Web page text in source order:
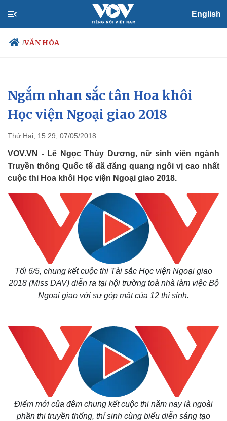
English
/VĂN HÓA
Chính trị
Đảng
Tổ chức nhân sự
Nhận diện sự thật
Xã hội
Tin 24h
Dự báo thời tiết
Việc làm
Biển đảo
Ngắm nhan sắc tân Hoa khôi
Học viện Ngoại giao 2018
Thứ Hai, 15:29, 07/05/2018
VOV.VN - Lê Ngọc Thùy Dương, nữ sinh viên ngành
Truyền thông Quốc tế đã đăng quang ngôi vị cao nhất
cuộc thi Hoa khôi Học viện Ngoại giao 2018.
Tối 6/5, chung kết cuộc thi Tài sắc Học viện Ngoại giao
2018 (Miss DAV) diễn ra tại hội trường toà nhà làm việc Bộ
Ngoại giao với sự góp mặt của 12 thí sinh.
Điểm mới của đêm chung kết cuộc thi năm nay là ngoài
phần thi truyền thống, thí sinh cùng biểu diễn sáng tạo